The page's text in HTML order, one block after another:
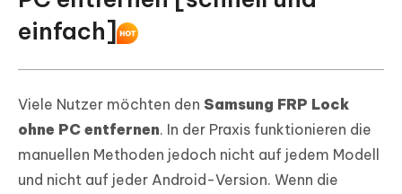
einfach]
Viele Nutzer möchten den Samsung FRP Lock
ohne PC entfernen. In der Praxis funktionieren die
manuellen Methoden jedoch nicht auf jedem Modell
und nicht auf jeder Android-Version. Wenn die